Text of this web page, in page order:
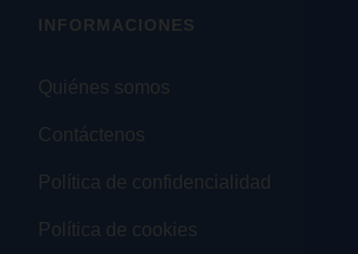
INFORMACIONES
Quiénes somos
Contáctenos
Política de confidencialidad
Política de cookies